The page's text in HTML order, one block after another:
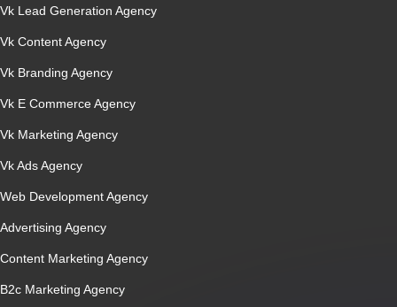
Vk Lead Generation Agency
Vk Content Agency
Vk Branding Agency
Vk E Commerce Agency
Vk Marketing Agency
Vk Ads Agency
Web Development Agency
Advertising Agency
Content Marketing Agency
B2c Marketing Agency